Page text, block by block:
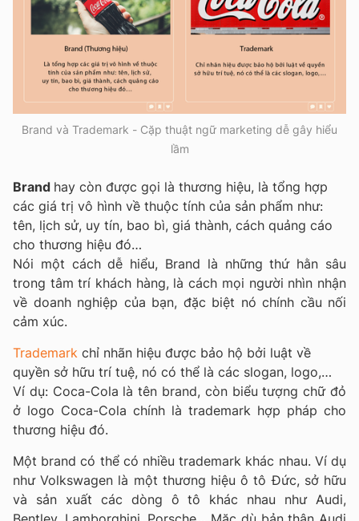
Brand và Trademark - Cặp thuật ngữ marketing dễ gây hiểu
lầm
Brand hay còn được gọi là thương hiệu, là tổng hợp
các giá trị vô hình về thuộc tính của sản phẩm như:
tên, lịch sử, uy tín, bao bì, giá thành, cách quảng cáo
cho thương hiệu đó…
Nói một cách dễ hiểu, Brand là những thứ hằn sâu
trong tâm trí khách hàng, là cách mọi người nhìn nhận
về doanh nghiệp của bạn, đặc biệt nó chính cầu nối
cảm xúc.
Trademark chỉ nhãn hiệu được bảo hộ bởi luật về
quyền sở hữu trí tuệ, nó có thể là các slogan, logo,…
Ví dụ: Coca-Cola là tên brand, còn biểu tượng chữ đỏ
ở logo Coca-Cola chính là trademark hợp pháp cho
thương hiệu đó.
Một brand có thể có nhiều trademark khác nhau. Ví dụ
như Volkswagen là một thương hiệu ô tô Đức, sở hữu
và sản xuất các dòng ô tô khác nhau như Audi,